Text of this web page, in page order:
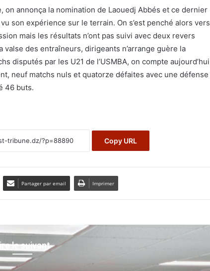
on annonça la nomination de Laouedj Abbés et ce dernier
vu son expérience sur le terrain. On s’est penché alors vers
mais les résultats n’ont pas suivi avec deux revers
valse des entraîneurs, dirigeants n’arrange guère la
disputés par les U21 de l’USMBA, on compte aujourd’hui
neuf matchs nuls et quatorze défaites avec une défense
46 buts.
Copy URL
Partager par email Imprimer
le suivant